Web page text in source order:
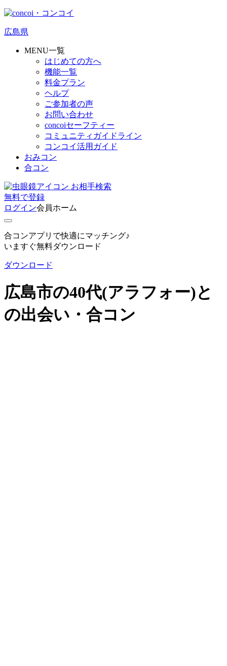
広島県
MENU一覧
はじめての方へ
機能一覧
料金プラン
ヘルプ
ご参加者の声
お問い合わせ
concoiセーフティー
コミュニティガイドライン
コンコイ活用ガイド
おみコン
合コン
お相手検索
無料で登録
ログイン会員ホーム
合コンアプリで快適にマッチング♪
いますぐ無料ダウンロード
ダウンロード
広島市の40代(アラフォー)と
の出会い・合コン